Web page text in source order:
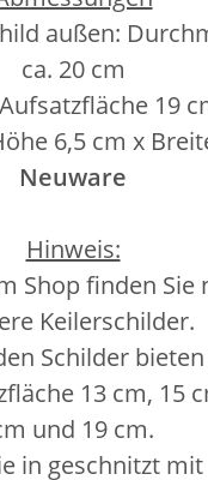
außen:
ca. 20 cm
19
6,5 cm x
Neuware
Hinweis:
Shop finden Sie
Keilerschilder.
Schilder
13 cm, 15
und 19 cm.
in geschnitzt mit